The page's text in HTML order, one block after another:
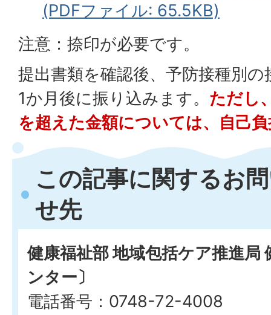
(PDFファイル: 65.5KB)
注意：捺印が必要です。
提出書類を確認後、予防接種別
1か月後に振り込みます。 ただし
を超えた金額については、自己
この記事に関するお
せ先
健康福祉部 地域包括ケア推進局
ンター〕
電話番号：0748-72-4008